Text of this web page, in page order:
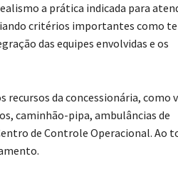
a prática indicada para
critérios importantes como
das equipes envolvidas e os
da concessionária, como
caminhão-pipa, ambulâncias de
de Controle Operacional. Ao